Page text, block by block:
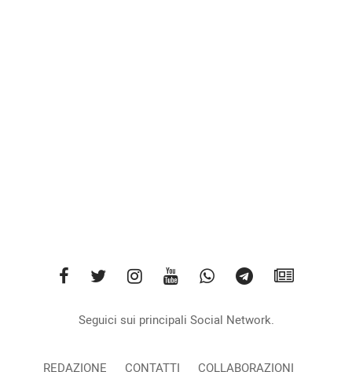
Seguici sui principali Social Network.
REDAZIONE CONTATTI COLLABORAZIONI